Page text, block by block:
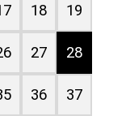
18 19
27 28
36 37